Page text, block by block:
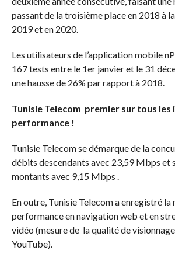
passant de la troisième place en 2018 à
2019 et en 2020.
Les utilisateurs de l’application mobile
167 tests entre le 1er janvier et le 31
une hausse de 26% par rapport à 2018.
Tunisie Telecom premier sur tous les
performance !
Tunisie Telecom se démarque de la
débits descendants avec 23,59 Mbps et
montants avec 9,15 Mbps .
En outre, Tunisie Telecom a enregistré la
performance en navigation web et en
vidéo (mesure de la qualité de visionnage
YouTube).